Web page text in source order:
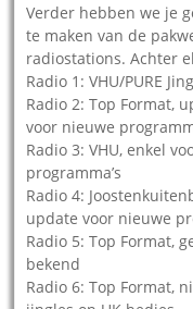
Verder hebben we je
te maken van de
radiostations. Achter
Radio 1: VHU/PURE
Radio 2: Top Format,
voor nieuwe
Radio 3: VHU, enkel
programma’s
Radio 4:
update voor nieuwe
Radio 5: Top Format,
bekend
Radio 6: Top Format,